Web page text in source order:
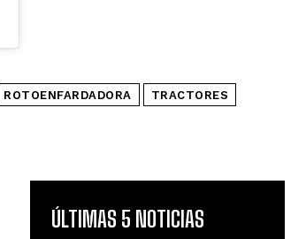
ROTOENFARDADORA TRACTORES
ÚLTIMAS 5 NOTICIAS